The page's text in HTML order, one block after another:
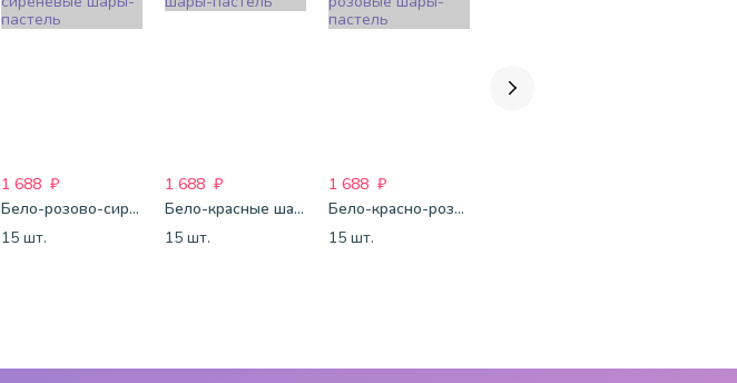
1 688 ₽
Бело-розово-сиреневые шары-пастель
15 шт.
1 688 ₽
Бело-красные шары-пастель
15 шт.
1 688 ₽
Бело-красно-розовые шары-пастель
15 шт.